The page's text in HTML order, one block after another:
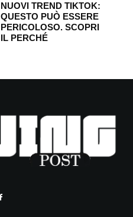
NUOVI TREND TIKTOK:
QUESTO PUÒ ESSERE
PERICOLOSO. SCOPRI
IL PERCHÉ